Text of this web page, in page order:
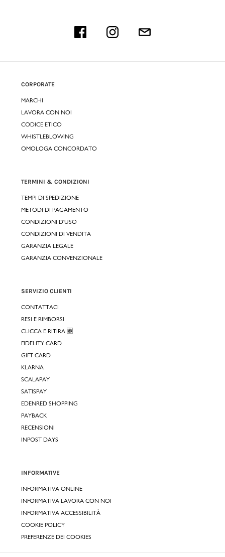
CORPORATE
MARCHI
LAVORA CON NOI
CODICE ETICO
WHISTLEBLOWING
OMOLOGA CONCORDATO
TERMINI & CONDIZIONI
TEMPI DI SPEDIZIONE
METODI DI PAGAMENTO
CONDIZIONI D'USO
CONDIZIONI DI VENDITA
GARANZIA LEGALE
GARANZIA CONVENZIONALE
SERVIZIO CLIENTI
CONTATTACI
RESI E RIMBORSI
CLICCA E RITIRA 🆕
FIDELITY CARD
GIFT CARD
KLARNA
SCALAPAY
SATISPAY
EDENRED SHOPPING
PAYBACK
RECENSIONI
INPOST DAYS
INFORMATIVE
INFORMATIVA ONLINE
INFORMATIVA LAVORA CON NOI
INFORMATIVA ACCESSIBILITÀ
COOKIE POLICY
PREFERENZE DEI COOKIES